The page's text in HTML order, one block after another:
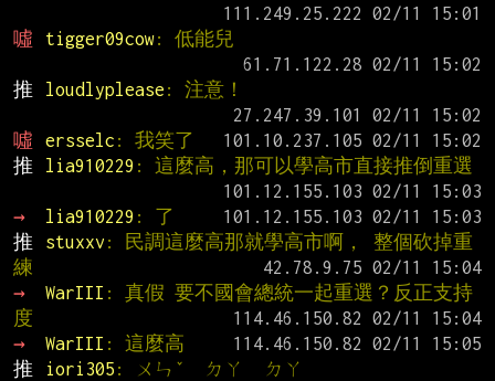
噓
tigger09cow: 低能兒
推
loudlyplease : 注意！
噓
ersselc : 我笑了
推
lia910229 : 這麼高，那可以學高市直接推倒重選
→
lia910229 : 了
推
stuxxv : 民調這麼高那就學高市啊， 整個砍掉重
練
→
WarIII : 真假 要不國會總統一起重選？反正支持
度
→
WarIII : 這麼高
推
iori305 : ㄨㄣˇ  ㄉㄚ  ㄉㄚ